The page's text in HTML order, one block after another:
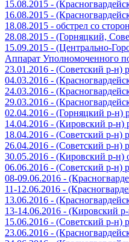
15.08.2015 -
16.08.2015 -
18.08.2015 - обстрел со
28.08.2015 - (Горняцкий,
15.09.2015 - (Центрально-
Аппарат Уполномоченного
23.01.2016 - (Советский р-н)
04.03.2016 -
24.03.2016 -
29.03.2016 -
02.04.2016 - (Горняцкий р-н)
14.04.2016 - (Кировский р-н)
18.04.2016 - (Советский р-н)
26.04.2016 - (Советский р-н)
30.05.2016 - (Кировский р-н)
06.06.2016 - (Советский р-н)
08-09.06.2016 -
11-12.06.2016 -
13.06.2016 -
13-14.06.2016 - (Кировский
15.06.2016 - (Советский р-н)
23.06.2016 -